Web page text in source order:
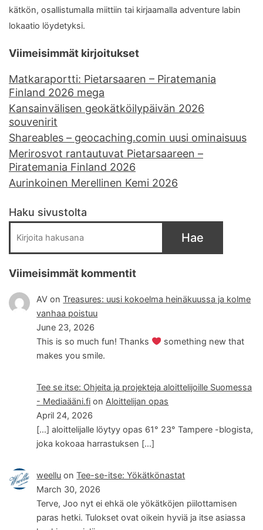
kätkön, osallistumalla miittiin tai kirjaamalla adventure labin
lokaatio löydetyksi.
Viimeisimmät kirjoitukset
Matkaraportti: Pietarsaaren – Piratemania
Finland 2026 mega
Kansainvälisen geokätköilypäivän 2026
souvenirit
Shareables – geocaching.comin uusi ominaisuus
Merirosvot rantautuvat Pietarsaareen –
Piratemania Finland 2026
Aurinkoinen Merellinen Kemi 2026
Haku sivustolta
Hae
Viimeisimmät kommentit
AV onTreasures: uusi kokoelma heinäkuussa ja kolme
vanhaa poistuu
June 23, 2026
This is so much fun! Thanks
something new that
makes you smile.
Tee se itse: Ohjeita ja projekteja aloittelijoille Suomessa
- Mediaääni.fi on Aloittelijan opas
April 24, 2026
[…] aloittelijalle löytyy opas 61° 23° Tampere -blogista,
joka kokoaa harrastuksen […]
weellu onTee-se-itse: Yökätkönastat
March 30, 2026
Terve, Joo nyt ei ehkä ole yökätköjen piilottamisen
paras hetki. Tulokset ovat oikein hyviä ja itse asiassa